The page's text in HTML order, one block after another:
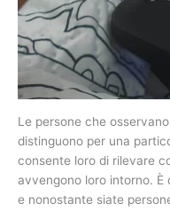
Le persone che
distinguono per una
consente loro di rilevare
avvengono loro intorno.
e nonostante siate